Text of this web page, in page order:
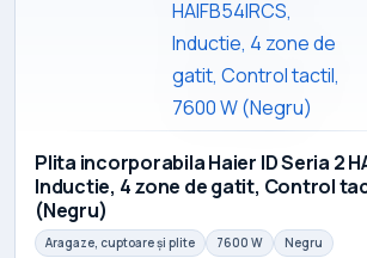
Plita incorporabila Haier ID Seria 2
Inductie, 4 zone de gatit, Control
(Negru)
Aragaze, cuptoare și plite 7600 W Negru